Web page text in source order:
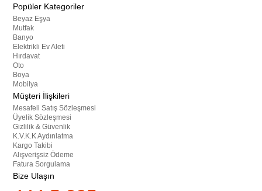
Popüler Kategoriler
Beyaz Eşya
Mutfak
Banyo
Elektrikli Ev Aleti
Hırdavat
Oto
Boya
Mobilya
Müşteri İlişkileri
Mesafeli Satış Sözleşmesi
Üyelik Sözleşmesi
Gizlilik & Güvenlik
K.V.K.K Aydınlatma
Kargo Takibi
Alışverişsiz Ödeme
Fatura Sorgulama
Bize Ulaşın